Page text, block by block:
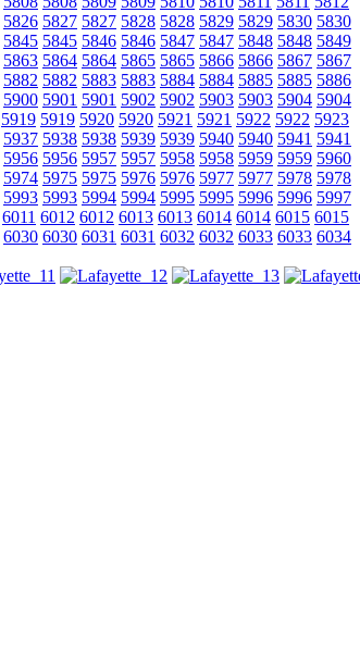
5826 5827 5827 5828 5828 5829 5829 5830 5830
5845 5845 5846 5846 5847 5847 5848 5848 5849
5863 5864 5864 5865 5865 5866 5866 5867 5867
5882 5882 5883 5883 5884 5884 5885 5885 5886
5900 5901 5901 5902 5902 5903 5903 5904 5904
5919 5919 5920 5920 5921 5921 5922 5922 5923
5937 5938 5938 5939 5939 5940 5940 5941 5941
5956 5956 5957 5957 5958 5958 5959 5959 5960
5974 5975 5975 5976 5976 5977 5977 5978 5978
5993 5993 5994 5994 5995 5995 5996 5996 5997
6011 6012 6012 6013 6013 6014 6014 6015 6015
6030 6030 6031 6031 6032 6032 6033 6033 6034